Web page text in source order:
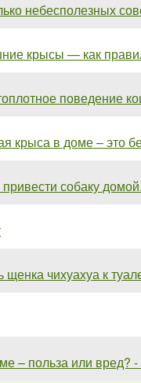
небесполезных
крысы — как
поведение
крыса в доме – это
собаку
щенка чихуахуа к
– польза или вред? -